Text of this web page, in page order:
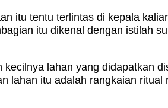
itu tentu terlintas di kepala
itu dikenal dengan istilah
lahan yang didapatkan
lahan itu adalah rangkaian